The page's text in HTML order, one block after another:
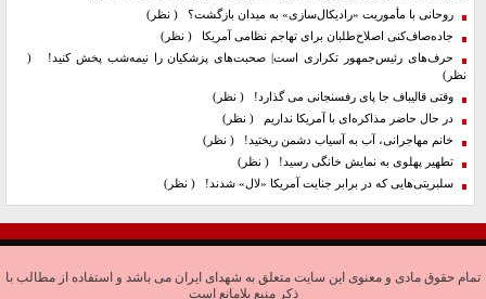
روحانی با مأموریت «رادیکال‌سازی» به میدان بازگشت؟ ( نظر)
جاده‌صاف‌کنی اصلاح‌طلبان برای تهاجم نظامی آمریکا
( نظر)
حرف‌های رئیس‌جمهور تکراری است| صحبت‌های پزشکیان را نیمه‌شب پخش کنید!
(
نظر)
وقتی قالیباف جا پای رفسنجانی می گذارد! ( نظر)
در حال حاضر مذاکره‌ای با آمریکا نداریم
( نظر)
خانم مهاجرانی، آب به آسیاب دشمن ریختید! ( نظر)
تطهیر پهلوی به نمایش خانگی رسید! ( نظر)
سلبریتی‌هایی که در برابر جنایت آمریکا «لال» شدند! ( نظر)
تمام حقوق مادی و معنوی این سایت متعلق به شهدای ایران می باشد و استفاده از مطالب با
ذکر منبع بلامانع است